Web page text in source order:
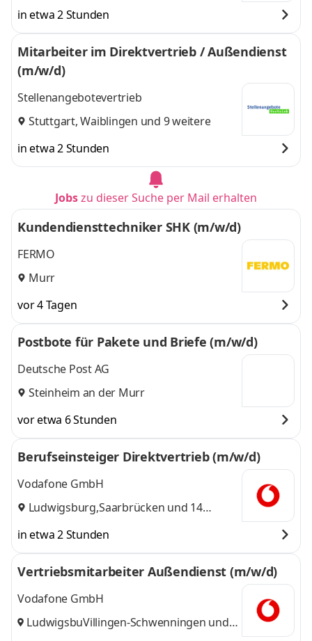
in etwa 2 Stunden
Mitarbeiter im Direktvertrieb / Außendienst
(m/w/d)
Stellenangebotevertrieb
Stuttgart,Waiblingen und 9 weitere
in etwa 2 Stunden
Jobszu dieser Suche per Mail erhalten
Kundendiensttechniker SHK (m/w/d)
FERMO
Murr
vor 4 Tagen
Postbote für Pakete und Briefe (m/w/d)
Deutsche Post AG
Steinheim an der Murr
vor etwa 6 Stunden
Berufseinsteiger Direktvertrieb (m/w/d)
Vodafone GmbH
Ludwigsburg,Saarbrücken und 14
in etwa 2 Stunden
Vertriebsmitarbeiter Außendienst (m/w/d)
Vodafone GmbH
Ludwigsburg,
Villingen-Schwenningen und